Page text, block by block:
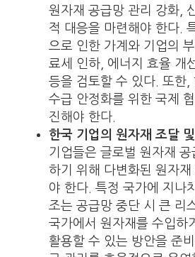
원자재 공급망 관리 강화,
적 대응을 마련해야 한다.
으로 인한 가계와 기업의
료세 인하, 에너지 효율 개
등을 검토할 수 있다. 또한,
수급 안정화를 위한 국제
진해야 한다.
한국 기업의 원자재 조달
기업들은 글로벌 원자재
하기 위해 다변화된 원자
야 한다. 특정 국가에 지나
조는 공급망 중단 시 큰 리
국가에서 원자재를 수입하
활용할 수 있는 방안을 준